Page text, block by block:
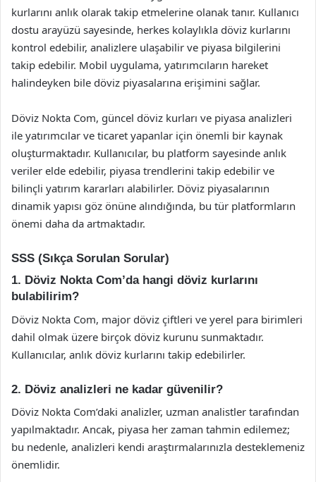
kurlarını anlık olarak takip etmelerine olanak tanır. Kullanıcı
dostu arayüzü sayesinde, herkes kolaylıkla döviz kurlarını
kontrol edebilir, analizlere ulaşabilir ve piyasa bilgilerini
takip edebilir. Mobil uygulama, yatırımcıların hareket
halindeyken bile döviz piyasalarına erişimini sağlar.
Döviz Nokta Com, güncel döviz kurları ve piyasa analizleri
ile yatırımcılar ve ticaret yapanlar için önemli bir kaynak
oluşturmaktadır. Kullanıcılar, bu platform sayesinde anlık
veriler elde edebilir, piyasa trendlerini takip edebilir ve
bilinçli yatırım kararları alabilirler. Döviz piyasalarının
dinamik yapısı göz önüne alındığında, bu tür platformların
önemi daha da artmaktadır.
SSS (Sıkça Sorulan Sorular)
1. Döviz Nokta Com’da hangi döviz kurlarını
bulabilirim?
Döviz Nokta Com, major döviz çiftleri ve yerel para birimleri
dahil olmak üzere birçok döviz kurunu sunmaktadır.
Kullanıcılar, anlık döviz kurlarını takip edebilirler.
2. Döviz analizleri ne kadar güvenilir?
Döviz Nokta Com’daki analizler, uzman analistler tarafından
yapılmaktadır. Ancak, piyasa her zaman tahmin edilemez;
bu nedenle, analizleri kendi araştırmalarınızla desteklemeniz
önemlidir.